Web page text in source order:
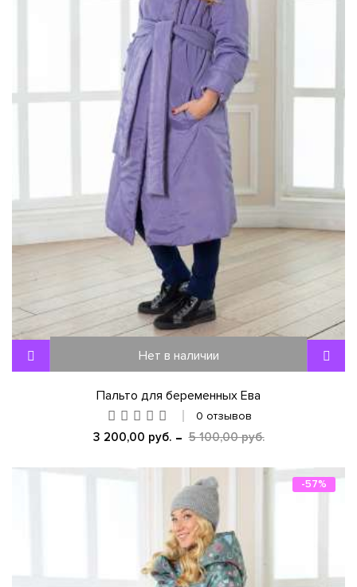
Нет в наличии
Пальто для беременных Ева
0 отзывов
3 200,00 руб. 5 100,00 руб.
-57%